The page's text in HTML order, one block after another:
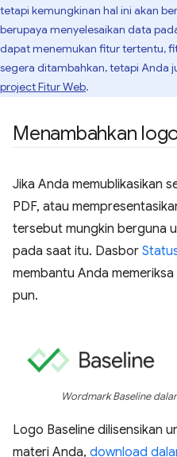
tetapi kemungkinan hal ini akan
berupaya menyelesaikan data
dapat menemukan fitur tertentu,
segera ditambahkan, tetapi Anda
project Fitur Web.
Menambahkan
Jika Anda memublikasikan
PDF, atau
tersebut mungkin berguna
pada saat itu. Dasbor
membantu Anda
pun.
Wordmark Baseline
Logo Baseline dilisensikan
materi Anda, download